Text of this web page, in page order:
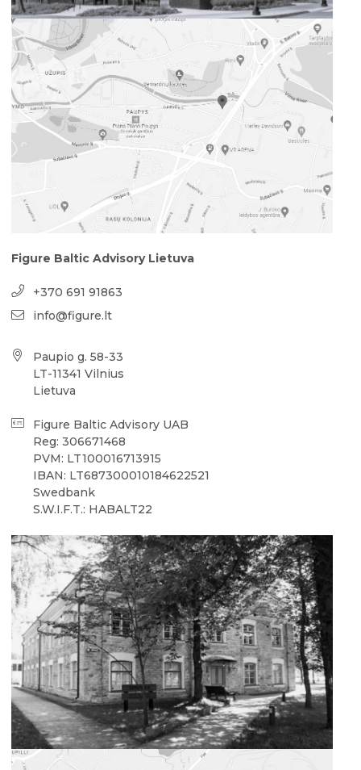
Figure Baltic Advisory Lietuva
+370 691 91863
info@figure.lt
Paupio g. 58-33
LT-11341 Vilnius
Lietuva
Figure Baltic Advisory UAB
Reg: 306671468
PVM: LT100016713915
IBAN: LT687300010184622521
Swedbank
S.W.I.F.T.: HABALT22